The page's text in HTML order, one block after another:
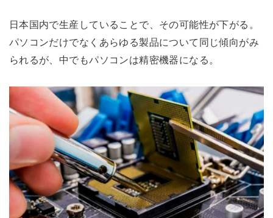
日本国内で生産していることで、その可能性が下がる。
パソコンだけでなくあらゆる製品について同じ傾向がみ
られるが、中でもパソコンは精密機器になる。